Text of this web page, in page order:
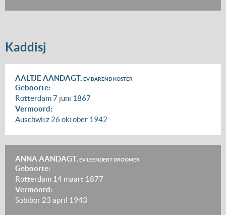
Kaddisj
AALTJE AANDAGT, EV BAREND KOSTER
Geboorte:
Rotterdam7 juni 1867
Vermoord:
Auschwitz 26 oktober 1942
ANNA AANDAGT, EV LEENDERT DROOMER
Geboorte:
Rotterdam 14 maart 1877
Vermoord:
Sobibor 23 april 1943